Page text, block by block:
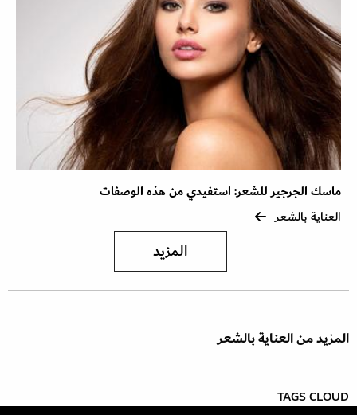
ماسك الجرجير للشعر: استفيدي من هذه الوصفات
العناية بالشعر
المزيد
المزيد من العناية بالشعر
TAGS CLOUD